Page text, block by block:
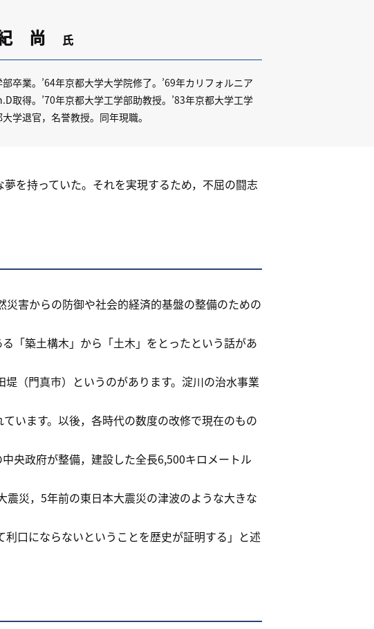
尚 氏
卒業。’64年京都大学大学院修了。’69年カリフォルニア
取得。’70年京都大学工学部助教授。’83年京都大学工学
学退官，名誉教授。同年現職。
を持っていた。それを実現するため，不屈の闘志
害からの防御や社会的経済的基盤の整備のための
「築土構木」から「土木」をとったという話があ
（門真市）というのがあります。淀川の治水事業
います。以後，各時代の数度の改修で現在のもの
央政府が整備，建設した全長6,500キロメートル
災，5年前の東日本大震災の津波のような大きな
口にならないということを歴史が証明する」と述